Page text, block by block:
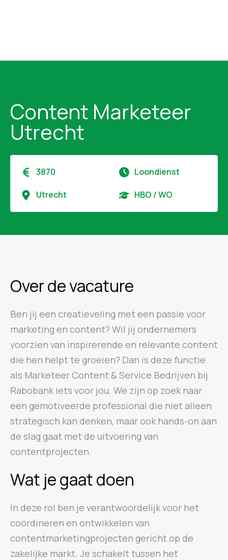
Content Marketeer
Utrecht
3870 Loondienst
Utrecht HBO / WO
Over de vacature
Ben jij een creatieveling met een passie voor
marketing en content? Wil jij ondernemers
voorzien van inspirerende en relevante content
die hen helpt te groeien? Dan is deze functie
als Marketeer Content & Service Bedrijven bij
Rabobank iets voor jou. We zijn op zoek naar
een gemotiveerde professional die niet alleen
strategisch kan denken, maar ook hands-on aan
de slag gaat met de uitvoering van
contentprojecten.
Wat je gaat doen
In deze rol ben je verantwoordelijk voor het
coördineren en ontwikkelen van
contentmarketingprojecten gericht op de
zakelijke markt. Je schakelt tussen het